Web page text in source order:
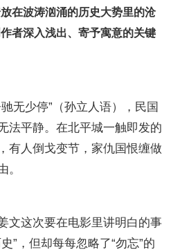
在波涛汹涌的历史大势里的沧
者深入浅出、寄予寓意的关键
无少停”（孙立人语），民国
法平静。在北平城一触即发的
有人倒戈变节，家仇国恨缠做
。
文这次要在电影里讲明白的事
”，但却每每忽略了“勿忘”的